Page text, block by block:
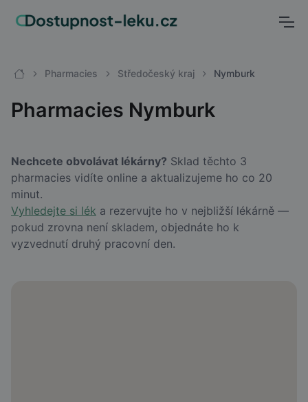
Pharmacies Středočeský kraj Nymburk
Pharmacies Nymburk
Nechcete obvolávat lékárny? Sklad těchto 3
pharmacies vidíte online a aktualizujeme ho co 20
minut.
Vyhledejte si lék a rezervujte ho v nejbližší lékárně —
pokud zrovna není skladem, objednáte ho k
vyzvednutí druhý pracovní den.